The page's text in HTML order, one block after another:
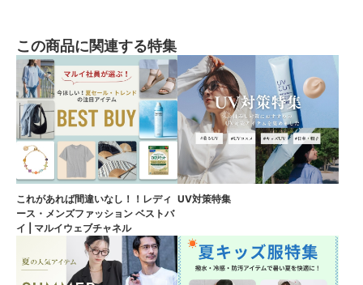
この商品に関連する特集
これがあれば間違いなし！！レディ
ース・メンズファッション ベストバ
イ | マルイウェブチャネル
UV対策特集